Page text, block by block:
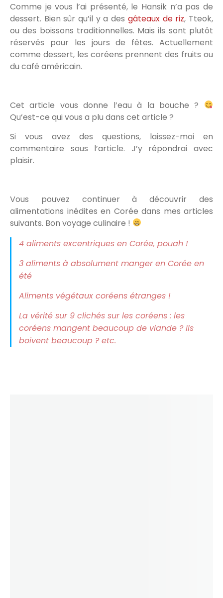
Comme je vous l’ai présenté, le Hansik n’a pas de
dessert. Bien sûr qu’il y a des gâteaux de riz, Tteok,
ou des boissons traditionnelles. Mais ils sont plutôt
réservés pour les jours de fêtes. Actuellement
comme dessert, les coréens prennent des fruits ou
du café américain.
Cet article vous donne l’eau à la bouche ?
Qu’est-ce qui vous a plu dans cet article ?
Si vous avez des questions, laissez-moi en
commentaire sous l’article. J’y répondrai avec
plaisir.
Vous pouvez continuer à découvrir des
alimentations inédites en Corée dans mes articles
suivants. Bon voyage culinaire !
4 aliments excentriques en Corée, pouah !
3 aliments à absolument manger en Corée en
été
Aliments végétaux coréens étranges !
La vérité sur 9 clichés sur les coréens : les
coréens mangent beaucoup de viande ? Ils
boivent beaucoup ? etc.